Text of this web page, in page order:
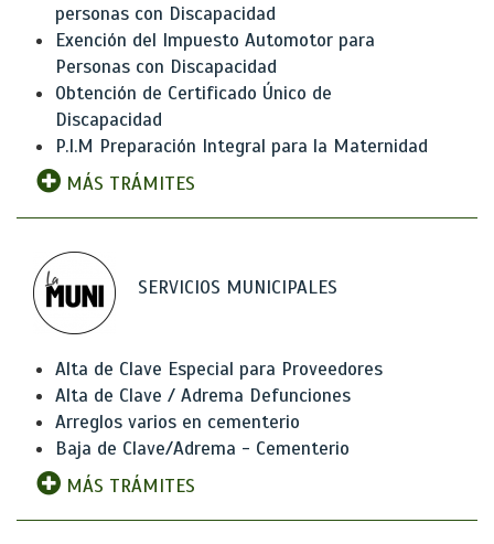
personas con Discapacidad
Exención del Impuesto Automotor para
Personas con Discapacidad
Obtención de Certificado Único de
Discapacidad
P.I.M Preparación Integral para la Maternidad
MÁS TRÁMITES
SERVICIOS MUNICIPALES
Alta de Clave Especial para Proveedores
Alta de Clave / Adrema Defunciones
Arreglos varios en cementerio
Baja de Clave/Adrema - Cementerio
MÁS TRÁMITES